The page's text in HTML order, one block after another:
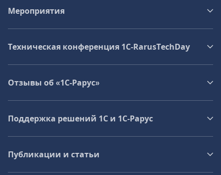
Мероприятия
Техническая конференция 1C‑RarusTechDay
Отзывы об «1С-Рарус»
Поддержка решений 1С и 1С‑Рарус
Публикации и статьи